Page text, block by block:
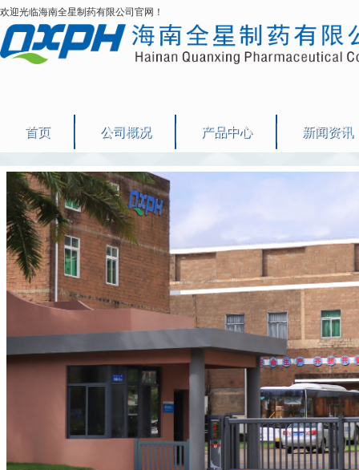
欢迎光临海南全星制药有限公司官网！
首页 公司概况 产品中心 新闻资讯